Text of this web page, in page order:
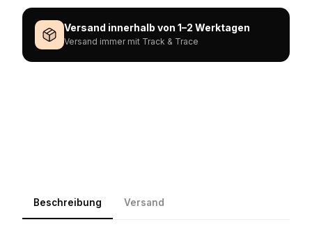
Versand innerhalb von 1–2 Werktagen
Versand immer mit Track & Trace
Beschreibung Versand